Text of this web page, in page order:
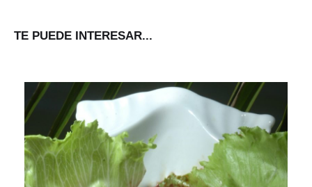
TE PUEDE INTERESAR...